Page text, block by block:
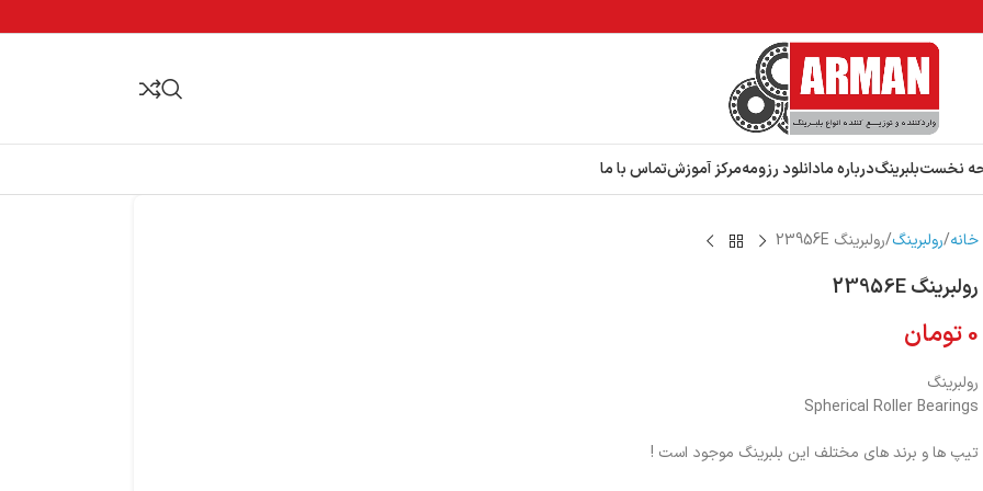
نخستبلبرینگدرباره مادانلود رزومهمرکز آموزشتماس با ما
خانه رولبرینگ رولبرینگ 23956E
رولبرینگ 23956E
0تومان
رولبرینگ
Spherical Roller Bearings
تیپ ها و برند های مختلف این بلبرینگ موجود است !